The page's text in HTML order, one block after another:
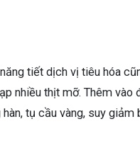
tiết dịch vị tiêu hóa
nhiều thịt mỡ. Thêm vào
tụ cầu vàng, suy giảm